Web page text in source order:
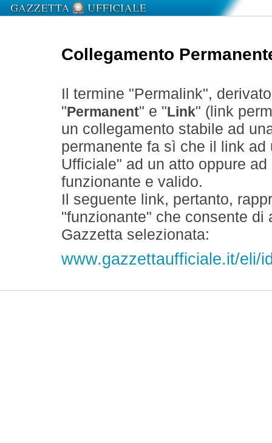
Collegamento
Il termine "Permalink",
" Permanent" e " Link" (link
un collegamento stabile ad
permanente fa sì che il link
Ufficiale" ad un atto oppure
funzionante e valido.
Il seguente link, pertanto,
"funzionante" che consente
Gazzetta selezionata:
www.gazzettaufficiale.it/eli/